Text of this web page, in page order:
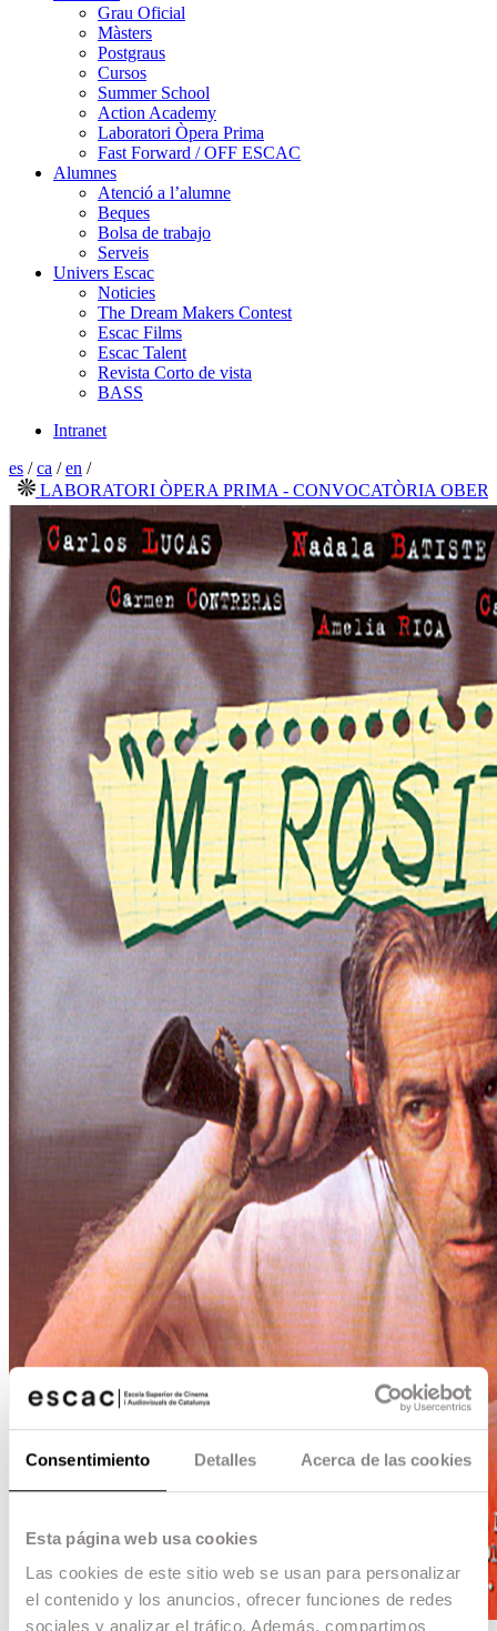
Consentimiento Detalles Acerca de las cookies
Esta página web usa cookies
Las cookies de este sitio web se usan para personalizar
el contenido y los anuncios, ofrecer funciones de redes
sociales y analizar el tráfico. Además, compartimos
Grau Oficial
Màsters
Postgraus
Cursos
Summer School
Action Academy
Laboratori Òpera Prima
Fast Forward / OFF ESCAC
Alumnes
Atenció a l’alumne
Beques
Bolsa de trabajo
Serveis
Univers Escac
Noticies
The Dream Makers Contest
Escac Films
Escac Talent
Revista Corto de vista
BASS
Intranet
es /ca /en /
ÒPERA PRIMA - CONVOCATÒRIA OBERTA